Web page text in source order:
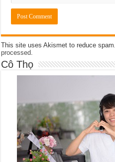
This site uses Akismet to reduce spam.
processed
Cô Thọ